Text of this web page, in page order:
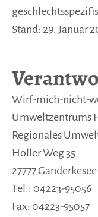
Stand: 29. Januar
Wirf-mich-nicht-
Umweltzentrums
Regionales
Holler Weg 35
27777 Ganderkesee
Tel.: 04223-95056
Fax: 04223-95057